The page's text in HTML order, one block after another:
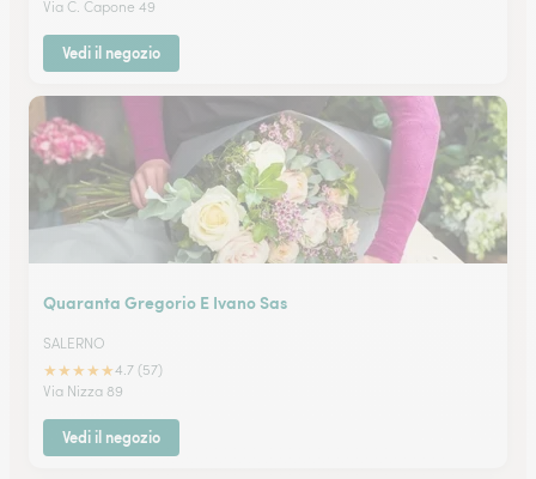
Via C. Capone 49
Vedi il negozio
Quaranta Gregorio E Ivano Sas
SALERNO
★★★★★4.7 (57)
Via Nizza 89
Vedi il negozio